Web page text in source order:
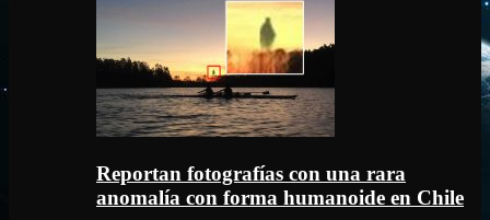
Reportan fotografías con una rara
anomalía con forma humanoide en Chile